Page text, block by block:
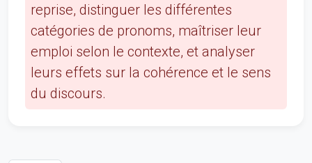
reprise, distinguer les différentes
catégories de pronoms, maîtriser leur
emploi selon le contexte, et analyser
leurs effets sur la cohérence et le sens
du discours.